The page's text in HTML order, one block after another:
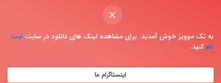
×
به تک موویز خوش آمدید. برای مشاهده لینک های دانلود در سایت ثبت
نامکنید.
اینستاگرام ما